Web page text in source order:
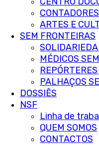
ARTES E
SEM FRONTEIRAS
MÉDICOS
PALHAÇOS
DOSSIÊS
NSF
Linha de
QUEM SOMOS
CONTACTOS